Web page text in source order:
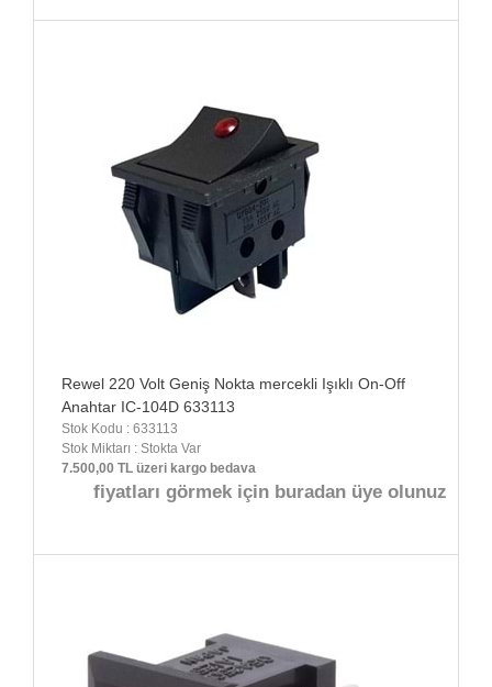
Rewel 220 Volt Geniş Nokta mercekli Işıklı On-Off
Anahtar IC-104D 633113
Stok Kodu : 633113
Stok Miktarı : Stokta Var
7.500,00 TL üzeri kargo bedava
fiyatları görmek için buradan üye olunuz